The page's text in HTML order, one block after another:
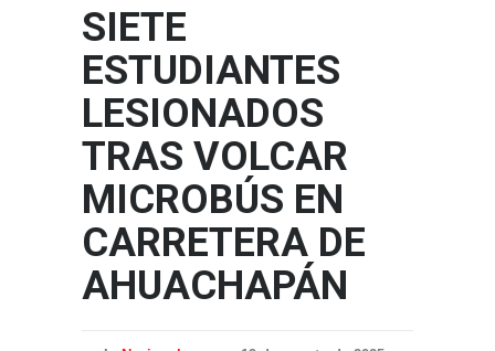
SIETE
ESTUDIANTES
LESIONADOS
TRAS VOLCAR
MICROBÚS EN
CARRETERA DE
AHUACHAPÁN